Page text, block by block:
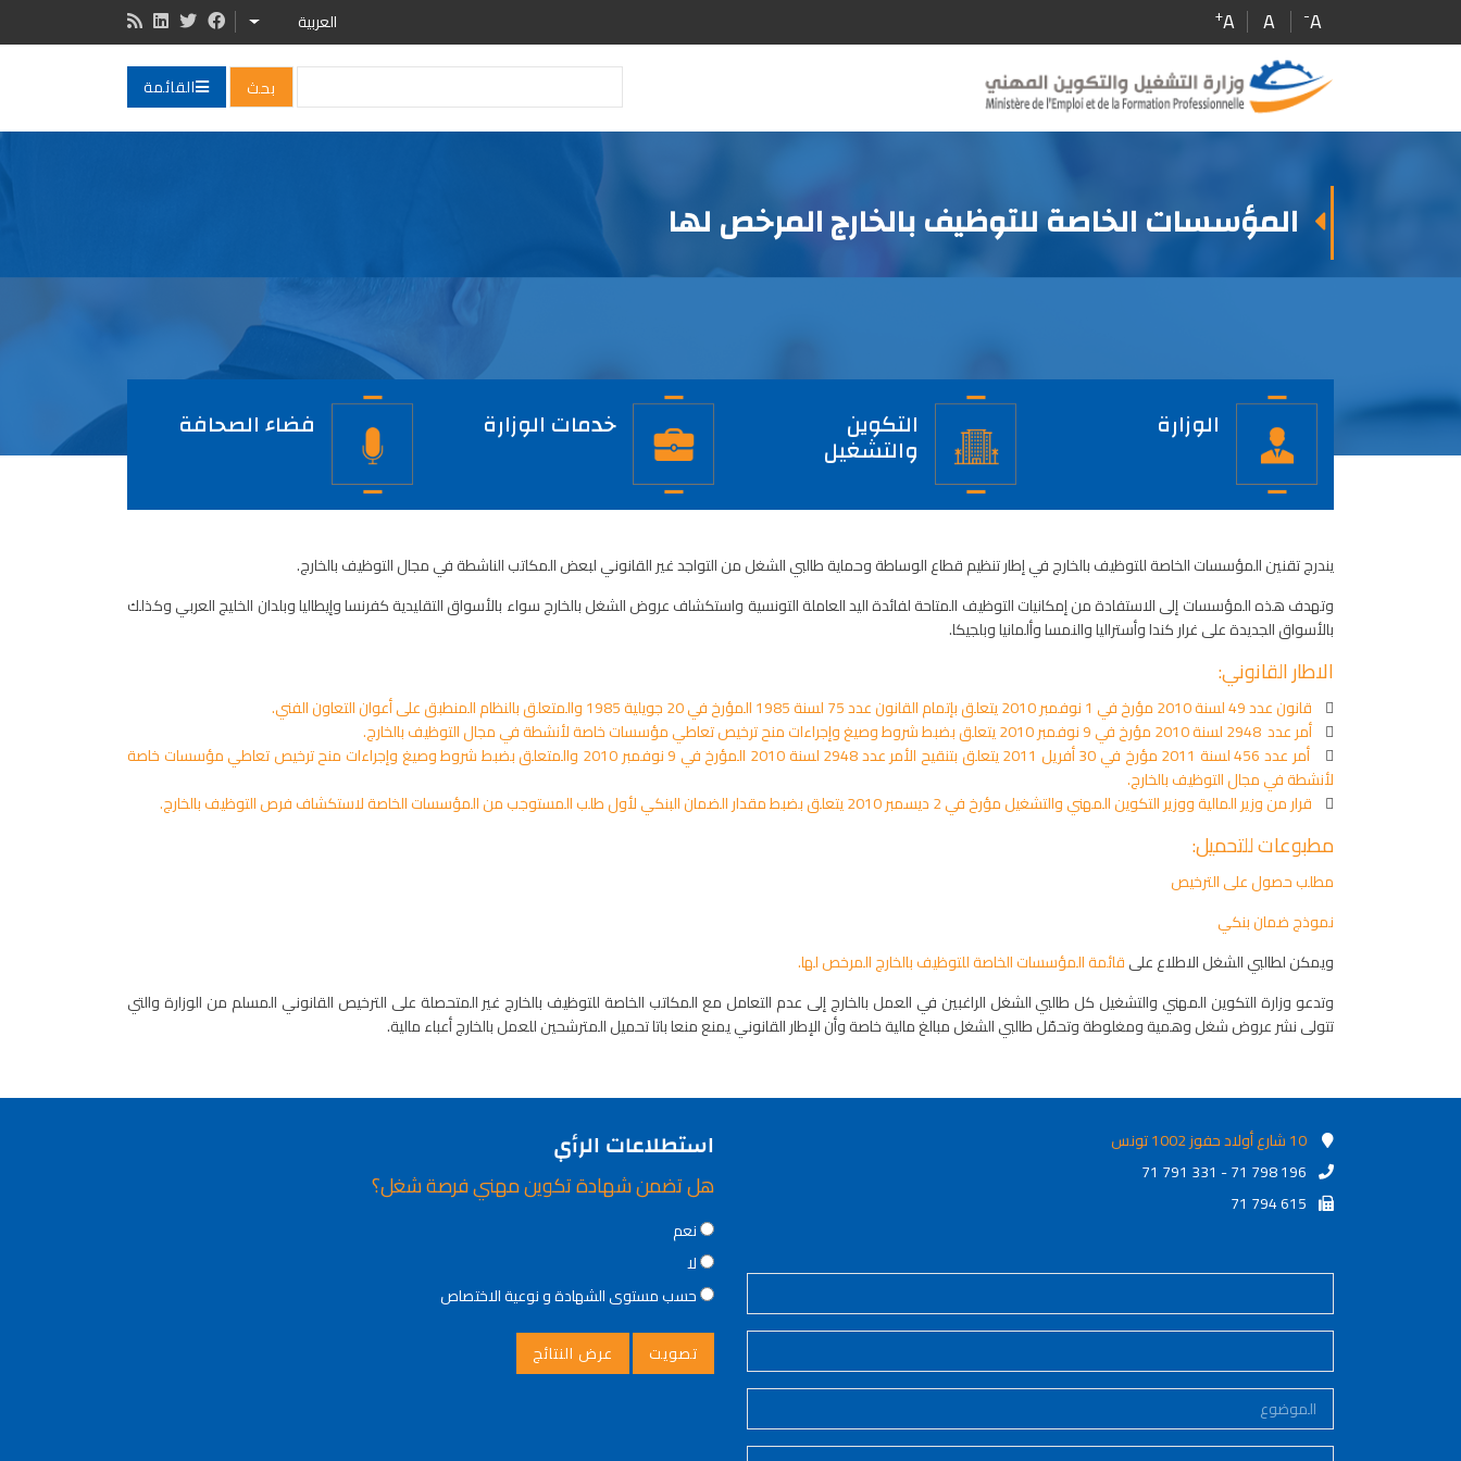
A
-
A
A
+ العربية
LIST ADDITIONAL ACTIONS
القائمة
المؤسسات الخاصة للتوظيف بالخارج المرخص لها
الصفحة
الرئيسية الوزارة التكوين
والتشغيل
خدمات الوزارة فضاء الصحافة
يندرج تقنين المؤسسات الخاصة للتوظيف بالخارج في إطار تنظيم قطاع الوساطة وحماية طالبي الشغل من التواجد غير القانوني لبعض المكاتب الناشطة في مجال التوظيف بالخارج.
وتهدف هذه المؤسسات إلى الاستفادة من إمكانيات التوظيف المتاحة لفائدة اليد العاملة التونسية واستكشاف عروض الشغل بالخارج سواء بالأسواق التقليدية كفرنسا وإيطاليا وبلدان الخليج العربي وكذلك
بالأسواق الجديدة على غرار كندا وأستراليا والنمسا وألمانيا وبلجيكا.
الاطار القانوني:
 قانون عدد 49 لسنة 2010 مؤرخ في 1 نوفمبر 2010 يتعلق بإتمام القانون عدد 75 لسنة 1985 المؤرخ في 20 جويلية 1985 والمتعلق بالنظام المنطبق على أعوان التعاون الفني.
 أمر عدد 2948 لسنة 2010 مؤرخ في 9 نوفمبر 2010 يتعلق بضبط شروط وصيغ وإجراءات منح ترخيص تعاطي مؤسسات خاصة لأنشطة في مجال التوظيف بالخارج.

أمر عدد 456 لسنة 2011 مؤرخ في 30 أفريل 2011 يتعلق بتنقيح الأمر عدد 2948 لسنة 2010 المؤرخ في 9 نوفمبر 2010 والمتعلق بضبط شروط وصيغ وإجراءات منح ترخيص تعاطي مؤسسات خاصة
لأنشطة في مجال التوظيف بالخارج.
 قرار من وزير المالية ووزير التكوين المهني والتشغيل مؤرخ في 2 ديسمبر 2010 يتعلق بضبط مقدار الضمان البنكي لأول طلب المستوجب من المؤسسات الخاصة لاستكشاف فرص التوظيف بالخارج.
مطبوعات للتحميل:
مطلب حصول على الترخيص
نموذج ضمان بنكي
ويمكن لطالبي الشغل الاطلاع علىقائمة المؤسسات الخاصة للتوظيف بالخارج المرخص لها.
وتدعو وزارة التكوين المهني والتشغيل كل طالبي الشغل الراغبين في العمل بالخارج إلى عدم التعامل مع المكاتب الخاصة للتوظيف بالخارج غير المتحصلة على الترخيص القانوني المسلم من الوزارة والتي
تتولى نشر عروض شغل وهمية ومغلوطة وتحمّل طالبي الشغل مبالغ مالية خاصة وأن الإطار القانوني يمنع منعا باتا تحميل المترشحين للعمل بالخارج أعباء مالية.
10 شارع أولاد حفوز 1002 تونس
71 791 331 - 71 798 196
71 794 615
استطلاعات الرأي
هل تضمن شهادة تكوين مهني فرصة شغل؟
Choices
نعم
لا
حسب مستوى الشهادة و نوعية الاختصاص